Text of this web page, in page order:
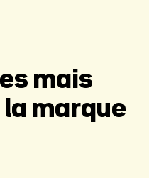
mais
la marque